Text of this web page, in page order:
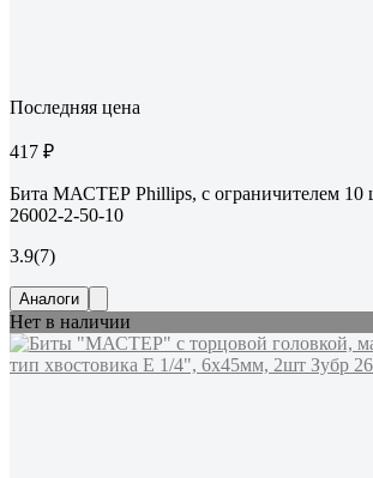
Последняя цена
417 ₽
Бита МАСТЕР Phillips, с ограничителем
26002-2-50-10
3.9(7)
Аналоги
Нет в наличии